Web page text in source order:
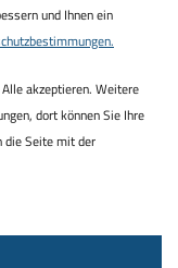
vor
und Ihnen ein
akzeptieren. Weitere
dort können Sie Ihre
die Seite mit der